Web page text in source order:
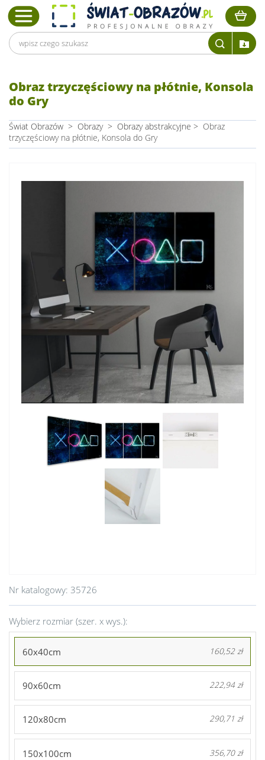
Obraz trzyczęściowy na płótnie, Konsola
do Gry
Świat Obrazów > Obrazy > Obrazy abstrakcyjne > Obraz
trzyczęściowy na płótnie, Konsola do Gry
Nr katalogowy: 35726
Wybierz rozmiar (szer. x wys.):
60x40cm 160,52 zł
90x60cm 222,94 zł
120x80cm 290,71 zł
150x100cm 356,70 zł